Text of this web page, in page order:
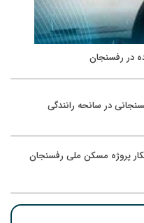
در رفسنجان
پروژه مسکن ملی رفسنجان